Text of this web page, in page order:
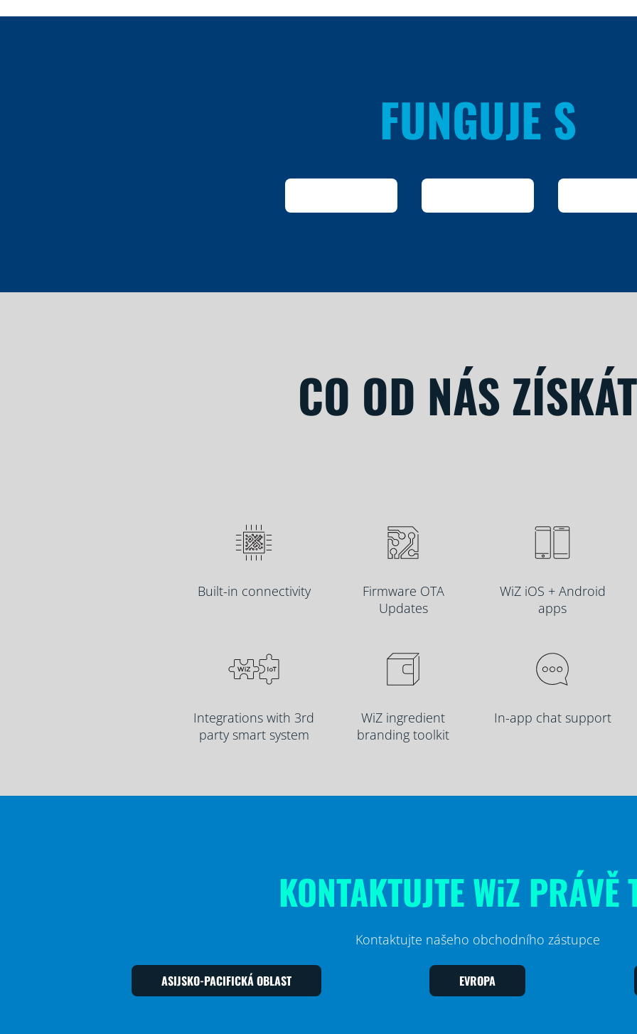
FUNGUJE S
CO OD NÁS
Built-in connectivity
Firmware OTA
Updates
WiZ iOS + Android
apps
Integrations with 3rd
party smart system
WiZ ingredient
branding toolkit
In-app chat support
KONTAKTUJTE WiZ PRÁVĚ
Kontaktujte našeho obchodního zástupce
ASIJSKO-PACIFICKÁ OBLAST EVROPA